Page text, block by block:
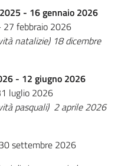
- 16 gennaio 2026
febbraio 2026
natalizie) 18 dicembre
- 12 giugno 2026
luglio 2026
pasquali) 2 aprile 2026
settembre 2026